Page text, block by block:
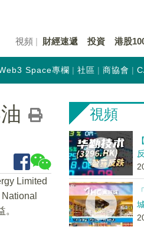
視頻 財經速遞 投資 港股
Space專欄 社區 商協會
Limited
視頻